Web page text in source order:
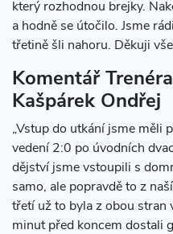
který rozhodnou brejky.
a hodně se útočilo. Jsme
třetině šli nahoru. Děkuji
Komentář
Kašpárek Ondřej
„Vstup do utkání jsme měli
vedení 2:0 po úvodních
dějství jsme vstoupili s
samo, ale popravdě to z
třetí už to byla z obou stran
minut před koncem dostali